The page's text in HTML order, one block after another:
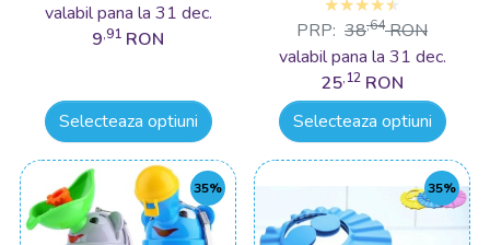
valabil pana la 31 dec.
9,91 RON
Selecteaza optiuni
PRP: 38,64 RON
valabil pana la 31 dec.
25,12 RON
Selecteaza optiuni
35% 35%